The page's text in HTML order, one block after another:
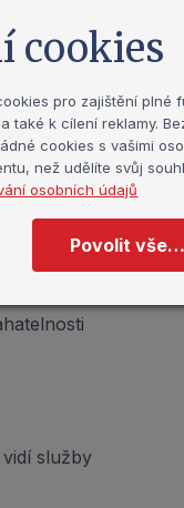
služby
cookies
pro zajištění plné
také k cílení reklamy.
cookies s vašimi
než udělíte svůj
osobních údajů
Povolit všechny cookies